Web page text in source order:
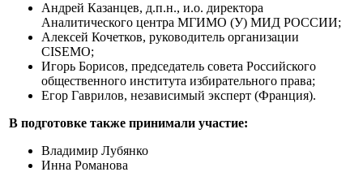
Андрей Казанцев, д.п.н., и.о. директора
Аналитического центра МГИМО (У) МИД РОССИИ;
Алексей Кочетков, руководитель организации
CISEMO;
Игорь Борисов, председатель совета Российского
общественного института избирательного права;
Егор Гаврилов, независимый эксперт (Франция).
В подготовке также принимали участие:
Владимир Лубянко
Инна Романова